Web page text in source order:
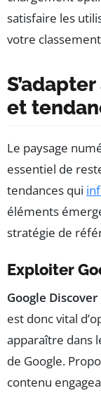
satisfaire les
votre
et
Le paysage
essentiel de
tendances qui
éléments
stratégie de
Exploiter
Google Discover
est donc vital
apparaître dans
de Google.
contenu